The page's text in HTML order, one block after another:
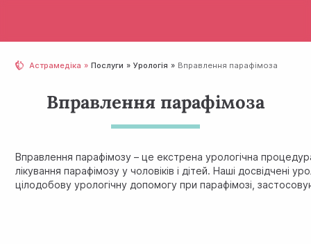
Астрамедіка Послуги Урологія Вправлення парафімоза
Вправлення парафімоза
Вправлення парафімозу – це екстрена урологічна
лікування парафімозу у чоловіків і дітей. Наші досвідчені
цілодобову урологічну допомогу при парафімозі,